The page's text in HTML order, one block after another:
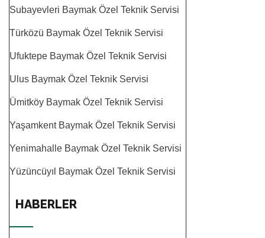
Subayevleri Baymak Özel Teknik Servisi
Türközü Baymak Özel Teknik Servisi
Ufuktepe Baymak Özel Teknik Servisi
Ulus Baymak Özel Teknik Servisi
Ümitköy Baymak Özel Teknik Servisi
Yaşamkent Baymak Özel Teknik Servisi
Yenimahalle Baymak Özel Teknik Servisi
Yüzüncüyıl Baymak Özel Teknik Servisi
HABERLER